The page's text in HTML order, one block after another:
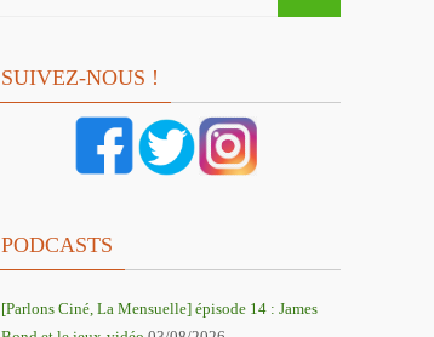
SUIVEZ-NOUS !
PODCASTS
[Parlons Ciné, La Mensuelle] épisode 14 : James